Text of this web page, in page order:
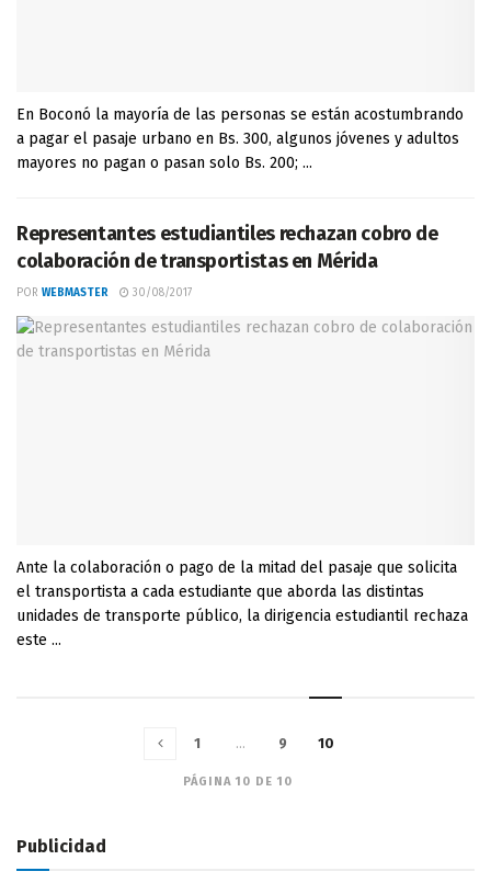
En Boconó la mayoría de las personas se están acostumbrando
a pagar el pasaje urbano en Bs. 300, algunos jóvenes y adultos
mayores no pagan o pasan solo Bs. 200; ...
Representantes estudiantiles rechazan cobro de
colaboración de transportistas en Mérida
POR WEBMASTER 30/08/2017
Ante la colaboración o pago de la mitad del pasaje que solicita
el transportista a cada estudiante que aborda las distintas
unidades de transporte público, la dirigencia estudiantil rechaza
este ...
PÁGINA 10 DE 10
1 … 9 10
Publicidad